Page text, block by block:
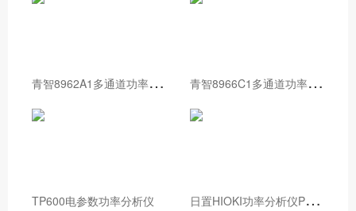
青
智8962A1多通道功率分析仪 青
智8966C1多通道功率分析仪
TP600电参数功率分析仪 日
置HIOKI功率分析仪PW8001